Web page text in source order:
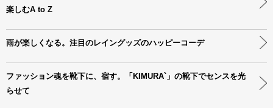
楽しむA to Z
雨が楽しくなる。注目のレイングッズのハッピーコーデ
ファッション魂を靴下に、宿す。「KIMURA`」の靴下でセンスを光
らせて